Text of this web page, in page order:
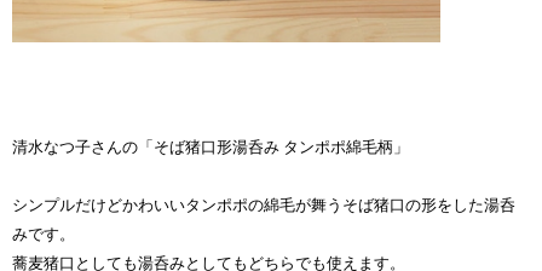
清水なつ子さんの「そば猪口形湯呑み タンポポ綿毛柄」
シンプルだけどかわいいタンポポの綿毛が舞うそば猪口の形をした湯呑
みです。
蕎麦猪口としても湯呑みとしてもどちらでも使えます。